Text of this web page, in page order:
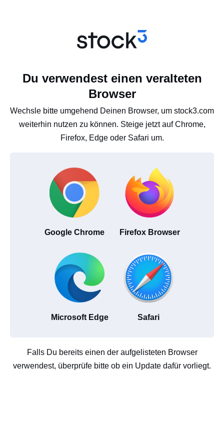
Du verwendest einen veralteten
Browser
Wechsle bitte umgehend Deinen Browser, um stock3.com
weiterhin nutzen zu können. Steige jetzt auf Chrome,
Firefox, Edge oder Safari um.
Google Chrome Firefox Browser
Microsoft Edge Safari
Falls Du bereits einen der aufgelisteten Browser
verwendest, überprüfe bitte ob ein Update dafür vorliegt.